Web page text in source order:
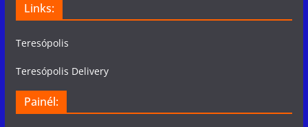
Links:
Teresópolis
Teresópolis Delivery
Painél: